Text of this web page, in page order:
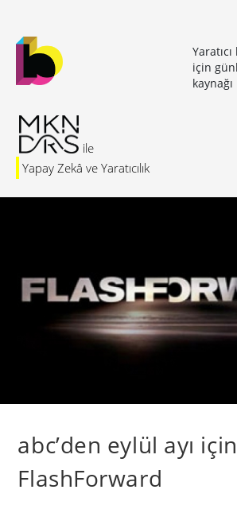
için
kaynağı
Yapay Zekâ ve Yaratıcılık
abc’den eylül ayı
FlashForward